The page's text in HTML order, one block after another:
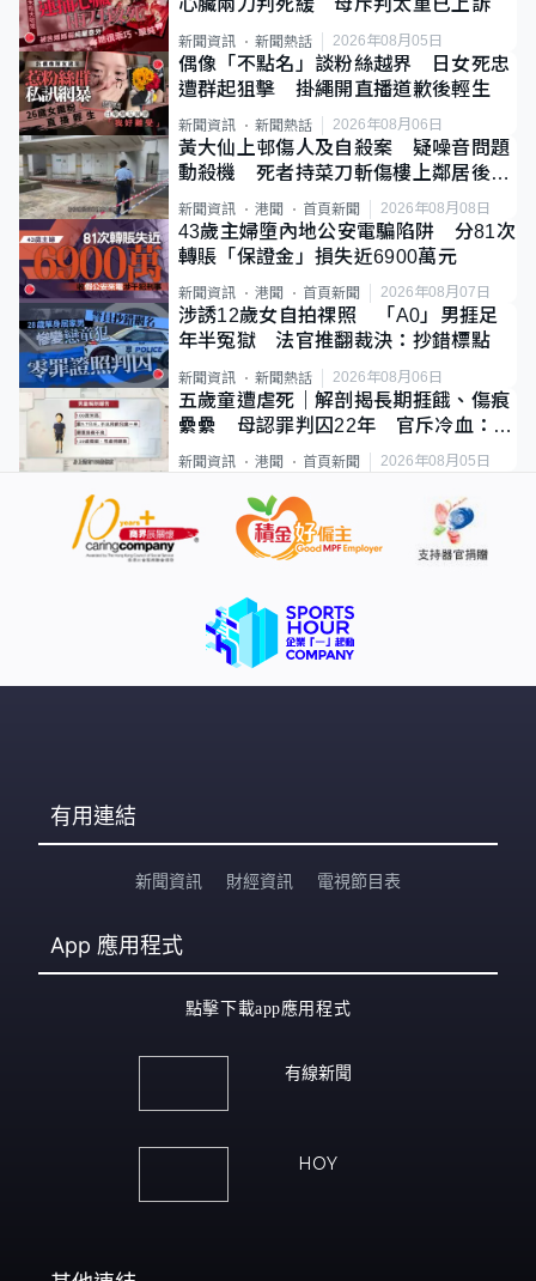
心臟兩刀判死緩 母斥判太重已上訴
新聞資訊 新聞熱話 2026年08月05日
偶像「不點名」談粉絲越界 日女死忠
遭群起狙擊 掛繩開直播道歉後輕生
新聞資訊 新聞熱話 2026年08月06日
黃大仙上邨傷人及自殺案 疑噪音問題
動殺機 死者持菜刀斬傷樓上鄰居後墮
斃
新聞資訊 港聞 首頁新聞 2026年08月08日
43歲主婦墮內地公安電騙陷阱 分81次
轉賬「保證金」損失近6900萬元
新聞資訊 港聞 首頁新聞 2026年08月07日
涉誘12歲女自拍祼照 「A0」男捱足
年半冤獄 法官推翻裁決：抄錯標點
新聞資訊 新聞熱話 2026年08月06日
五歲童遭虐死｜解剖揭長期捱餓、傷痕
纍纍 母認罪判囚22年 官斥冷血：同
類案最惡劣
新聞資訊 港聞 首頁新聞 2026年08月05日
有用連結
新聞資訊 財經資訊 電視節目表
App 應用程式
點擊下載app應用程式
有線新聞
HOY